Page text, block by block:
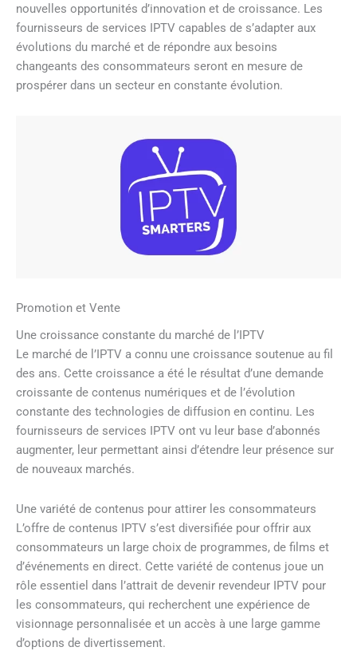
nouvelles opportunités d’innovation et de croissance. Les
fournisseurs de services IPTV capables de s’adapter aux
évolutions du marché et de répondre aux besoins
changeants des consommateurs seront en mesure de
prospérer dans un secteur en constante évolution.
Promotion et Vente
Une croissance constante du marché de l’IPTV
Le marché de l’IPTV a connu une croissance soutenue au fil
des ans. Cette croissance a été le résultat d’une demande
croissante de contenus numériques et de l’évolution
constante des technologies de diffusion en continu. Les
fournisseurs de services IPTV ont vu leur base d’abonnés
augmenter, leur permettant ainsi d’étendre leur présence sur
de nouveaux marchés.
Une variété de contenus pour attirer les consommateurs
L’offre de contenus IPTV s’est diversifiée pour offrir aux
consommateurs un large choix de programmes, de films et
d’événements en direct. Cette variété de contenus joue un
rôle essentiel dans l’attrait de devenir revendeur IPTV pour
les consommateurs, qui recherchent une expérience de
visionnage personnalisée et un accès à une large gamme
d’options de divertissement.